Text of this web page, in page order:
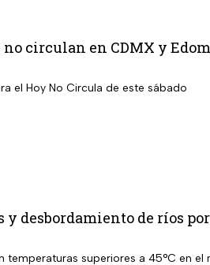
no circulan en CDMX y
el Hoy No Circula de este sábado
y desbordamiento de ríos
superiores a 45°C en el